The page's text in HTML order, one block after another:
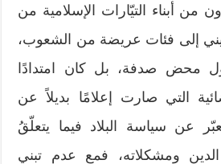
من أبناء التيّارات الإسلامية من
إلى فئات عريضة من الشعوب،
محض صدفة، بل كان امتدادًا
التي صارت إعلامًا بديلاً عن
عن سياسة البلاد فيما يتعلّقُ
ومشكلاته، فمع عدم تبني